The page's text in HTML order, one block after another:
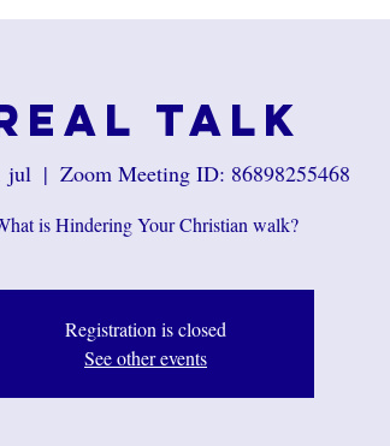
Talk
jul
  |
Zoom Meeting ID: 86898255468
is Hindering Your Christian walk?
Registration is closed
See other events